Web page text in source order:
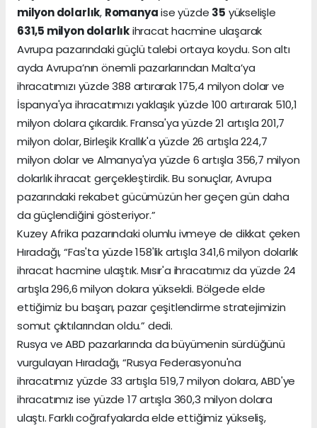
milyon dolarlık, Romanyaise yüzde 35 yükselişle
631,5 milyon dolarlıkihracat hacmine ulaşarak
Avrupa pazarındaki güçlü talebi ortaya koydu. Son altı
ayda Avrupa’nın önemli pazarlarından Malta’ya
ihracatımızı yüzde 388 artırarak 175,4 milyon dolar ve
İspanya'ya ihracatımızı yaklaşık yüzde 100 artırarak 510,1
milyon dolara çıkardık. Fransa'ya yüzde 21 artışla 201,7
milyon dolar, Birleşik Krallık'a yüzde 26 artışla 224,7
milyon dolar ve Almanya'ya yüzde 6 artışla 356,7 milyon
dolarlık ihracat gerçekleştirdik. Bu sonuçlar, Avrupa
pazarındaki rekabet gücümüzün her geçen gün daha
da güçlendiğini gösteriyor.”
Kuzey Afrika pazarındaki olumlu ivmeye de dikkat çeken
Hıradağı, “Fas'ta yüzde 158'lik artışla 341,6 milyon dolarlık
ihracat hacmine ulaştık. Mısır'a ihracatımız da yüzde 24
artışla 296,6 milyon dolara yükseldi. Bölgede elde
ettiğimiz bu başarı, pazar çeşitlendirme stratejimizin
somut çıktılarından oldu.” dedi.
Rusya ve ABD pazarlarında da büyümenin sürdüğünü
vurgulayan Hıradağı, “Rusya Federasyonu'na
ihracatımız yüzde 33 artışla 519,7 milyon dolara, ABD'ye
ihracatımız ise yüzde 17 artışla 360,3 milyon dolara
ulaştı. Farklı coğrafyalarda elde ettiğimiz yükseliş,